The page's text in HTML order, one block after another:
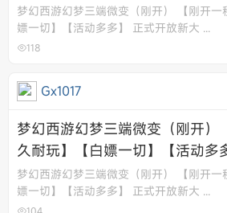
梦幻西游幻梦三端微变（刚开） 【刚开一
嫖一切】【活动多多】 正式开放新大 ...
118
Gx1017
梦幻西游幻梦三端微变（刚开）
久耐玩】【白嫖一切】【活动多
梦幻西游幻梦三端微变（刚开） 【刚开一
嫖一切】【活动多多】 正式开放新大 ...